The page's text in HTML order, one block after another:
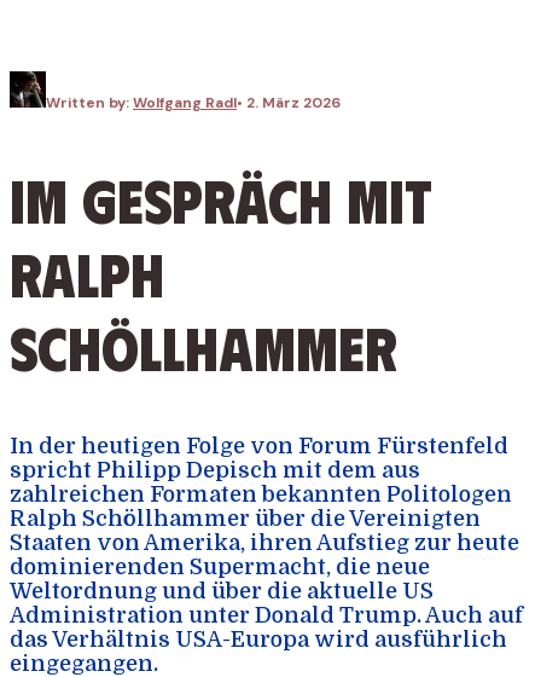
Written by:Wolfgang Radl• 2. März 2026
Im Gespräch mit
Ralph
Schöllhammer
In der heutigen Folge von Forum Fürstenfeld
spricht Philipp Depisch mit dem aus
zahlreichen Formaten bekannten Politologen
Ralph Schöllhammer über die Vereinigten
Staaten von Amerika, ihren Aufstieg zur heute
dominierenden Supermacht, die neue
Weltordnung und über die aktuelle US
Administration unter Donald Trump. Auch auf
das Verhältnis USA-Europa wird ausführlich
eingegangen.